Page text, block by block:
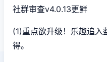
社群审查v4.0.13更鲜
(1)重点欲升级！乐趣追
得。